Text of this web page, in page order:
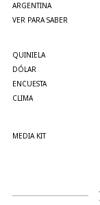
ARGENTINA
VER PARA SABER
QUINIELA
DÓLAR
ENCUESTA
CLIMA
MEDIA KIT